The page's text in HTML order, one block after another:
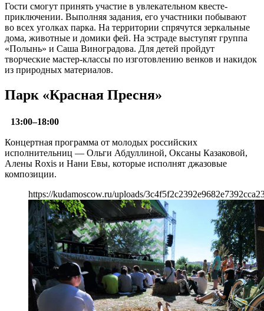
Гости смогут принять участие в увлекательном квесте-
приключении. Выполняя задания, его участники побывают
во всех уголках парка. На территории спрячутся зеркальные
дома, животные и домики фей. На эстраде выступят группа
«Полынь» и Саша Виноградова. Для детей пройдут
творческие мастер-классы по изготовлению венков и накидок
из природных материалов.
Парк «Красная Пресня»
13:00–18:00
Концертная программа от молодых российских
исполнительниц — Ольги Абдуллиной, Оксаны Казаковой,
Алены Roxis и Нани Евы, которые исполнят джазовые
композиции.
https://kudamoscow.ru/uploads/